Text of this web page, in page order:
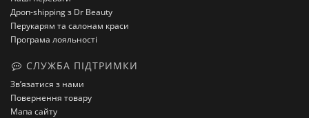
Дроп-shipping з Dr Beauty
Перукарям та салонам краси
Програма лояльності
СЛУЖБА ПІДТРИМКИ
Зв’язатися з нами
Повернення товару
Мапа сайту